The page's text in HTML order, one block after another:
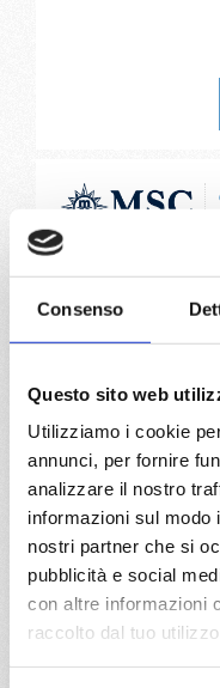
Consenso
Questo sito web
Utilizziamo i cookie
annunci, per fornire
analizzare il nostro
informazioni sul
nostri partner che si
pubblicità e social
con altre informazioni
raccolto dal tuo
Mediterraneo
Cannes
€ 1.023
30/08/2028
€ 963